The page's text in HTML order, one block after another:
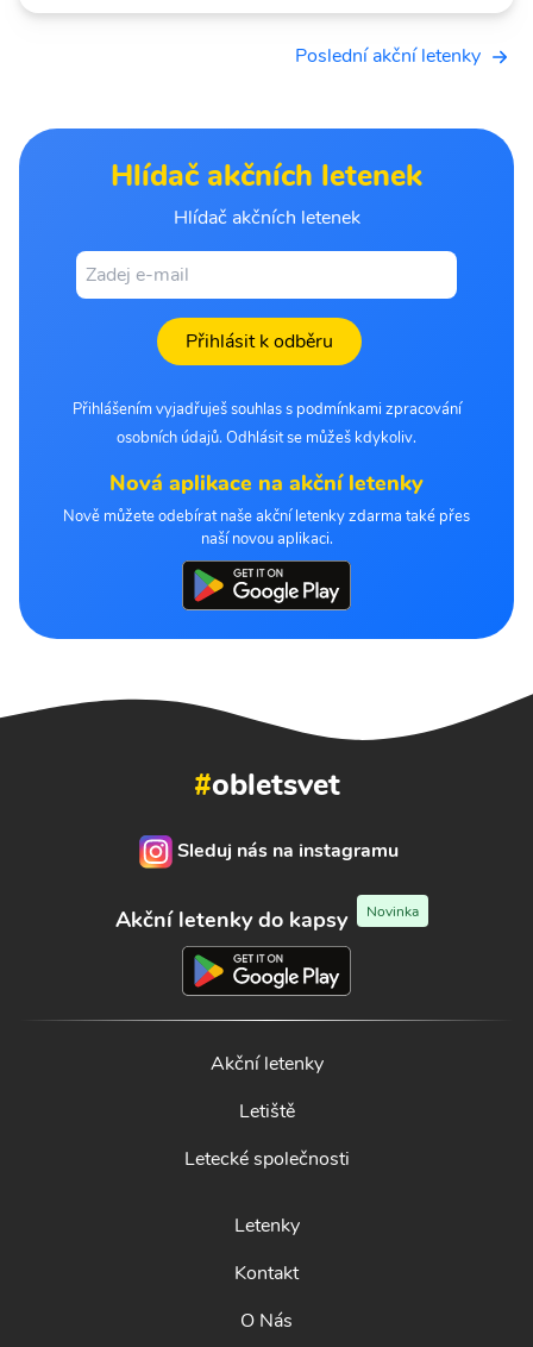
Poslední akční letenky
Hlídač akčních letenek
Hlídač akčních letenek
Přihlásit k odběru
Přihlášením vyjadřuješ souhlas s podmínkami zpracování
osobních údajů. Odhlásit se můžeš kdykoliv.
Nová aplikace na akční letenky
Nově můžete odebírat naše akční letenky zdarma také přes
naší novou aplikaci.
#obletsvet
Sleduj nás na instagramu
Akční letenky do kapsy Novinka
Akční letenky
Letiště
Letecké společnosti
Letenky
Kontakt
O Nás